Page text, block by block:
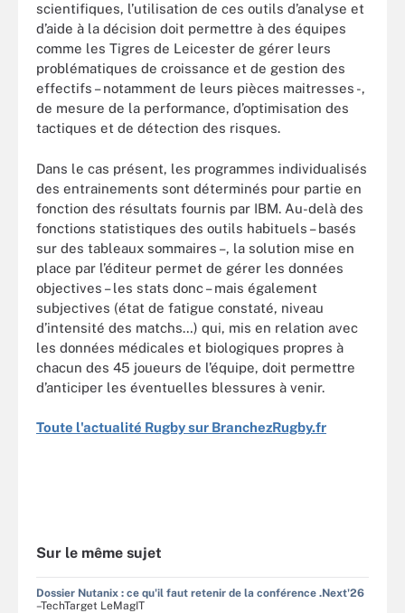
scientifiques, l’utilisation de ces outils d’analyse et
d’aide à la décision doit permettre à des équipes
comme les Tigres de Leicester de gérer leurs
problématiques de croissance et de gestion des
effectifs – notamment de leurs pièces maitresses -,
de mesure de la performance, d’optimisation des
tactiques et de détection des risques.
Dans le cas présent, les programmes individualisés
des entrainements sont déterminés pour partie en
fonction des résultats fournis par IBM. Au-delà des
fonctions statistiques des outils habituels – basés
sur des tableaux sommaires –, la solution mise en
place par l’éditeur permet de gérer les données
objectives – les stats donc – mais également
subjectives (état de fatigue constaté, niveau
d’intensité des matchs…) qui, mis en relation avec
les données médicales et biologiques propres à
chacun des 45 joueurs de l’équipe, doit permettre
d’anticiper les éventuelles blessures à venir.
Toute l'actualité Rugby sur BranchezRugby.fr
Sur le même sujet
Dossier Nutanix : ce qu'il faut retenir de la conférence .Next'26
–TechTarget LeMagIT